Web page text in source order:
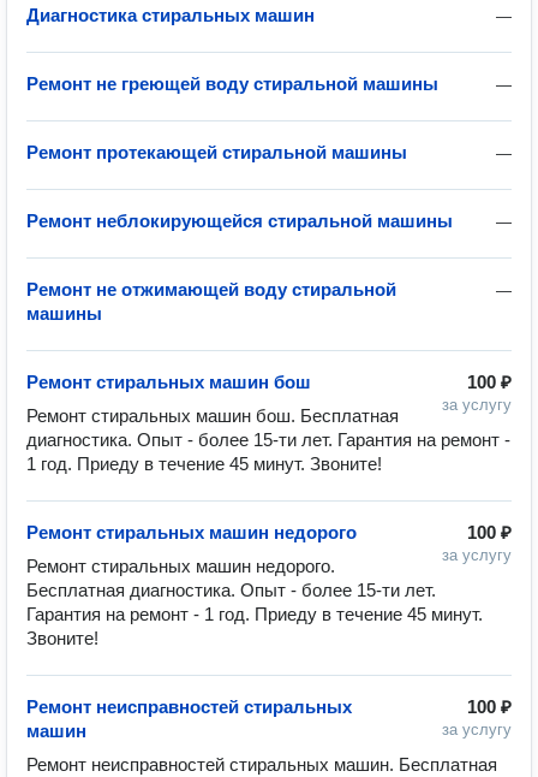
—
Диагностика стиральных машин
—
Ремонт не греющей воду стиральной машины
—
Ремонт протекающей стиральной машины
—
Ремонт неблокирующейся стиральной машины
—
Ремонт не отжимающей воду стиральной
машины
100 ₽
за услугу
Ремонт стиральных машин бош
Ремонт стиральных машин бош. Бесплатная
диагностика. Опыт - более 15-ти лет. Гарантия на ремонт -
1 год. Приеду в течение 45 минут. Звоните!
100 ₽
за услугу
Ремонт стиральных машин недорого
Ремонт стиральных машин недорого.
Бесплатная диагностика. Опыт - более 15-ти лет.
Гарантия на ремонт - 1 год. Приеду в течение 45 минут.
Звоните!
100 ₽
за услугу
Ремонт неисправностей стиральных
машин
Ремонт неисправностей стиральных машин. Бесплатная